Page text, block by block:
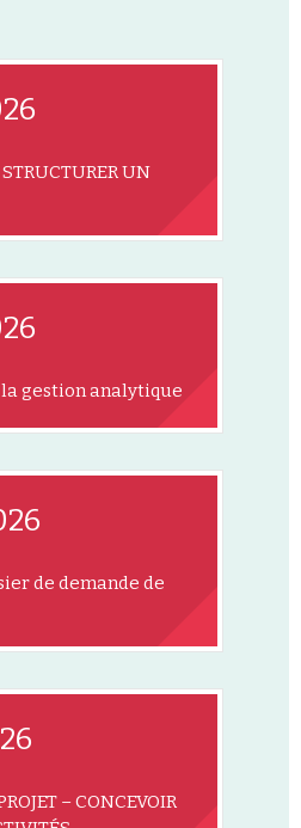
UN
gestion analytique
de demande de
– CONCEVOIR